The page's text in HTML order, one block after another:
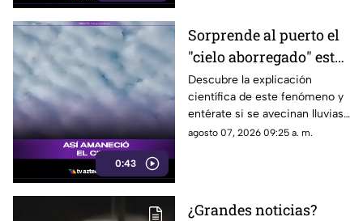
0:43
Sorprende al puerto el
"cielo aborregado" este
viernes: ¿Qué nos
espera en el clima?
Descubre la explicación
científica de este fenómeno y
entérate si se avecinan lluvias
o buen tiempo.
agosto 07, 2026 09:25 a. m.
¿Grandes noticias?